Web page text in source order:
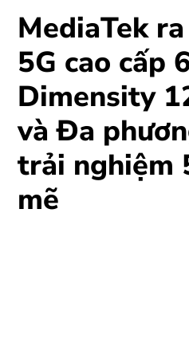
MediaTek
5G cao cấp
Dimensity
và Đa
trải nghiệm
mẽ